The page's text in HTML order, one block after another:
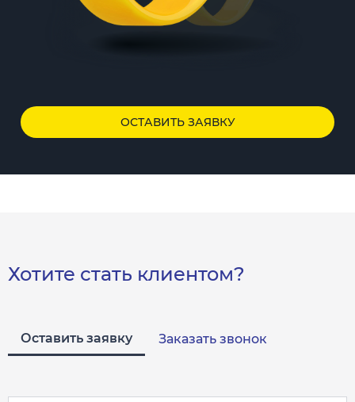
ОСТАВИТЬ ЗАЯВКУ
Хотите стать клиентом?
Оставить заявку Заказать звонок